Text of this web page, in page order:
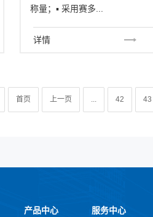
称量；▪ 采用赛多...
详情
首页 上一页 ... 42 43
产品中心 服务中心